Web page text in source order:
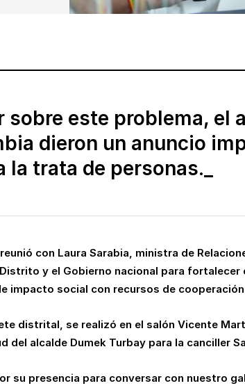
sobre este problema, el
dieron un anuncio
trata de personas._
con Laura Sarabia, ministra de
y el Gobierno nacional para fortalecer
impacto social con recursos de
distrital, se realizó en el salón Vicente
del alcalde Dumek Turbay para la canciller
su presencia para conversar con nuestro